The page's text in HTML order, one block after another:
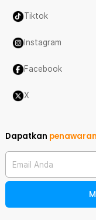
Tiktok
Instagram
Facebook
X
Dapatkan
Email Anda